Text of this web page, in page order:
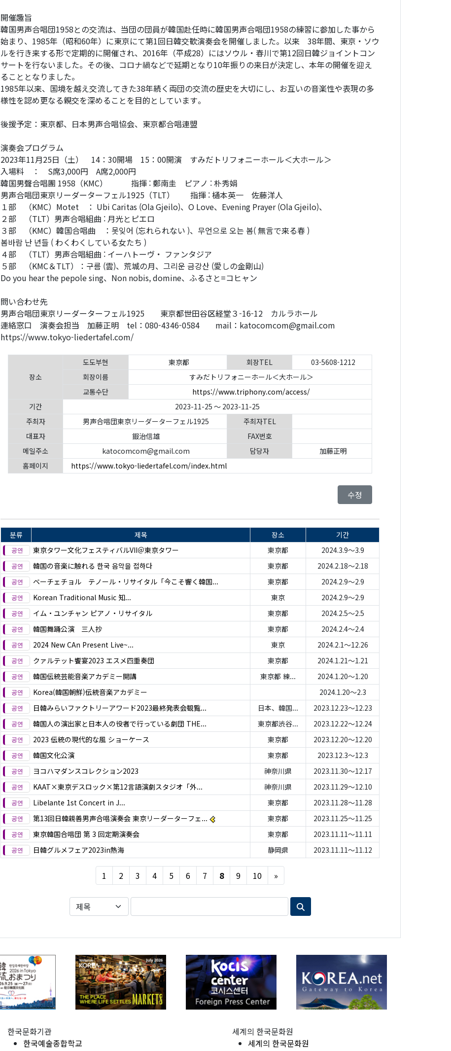
開催趣旨
韓国男声合唱団1958との交流は、当団の団員が韓国赴任時に韓国男声合唱団1958の練習に参加した事から
始まり、1985年（昭和60年）に東京にて第1回日韓交歓演奏会を開催しました。以来 38年間、東京・ソウ
ルを行き来する形で定期的に開催され、2016年（平成28）にはソウル・春川で第12回日韓ジョイントコン
サートを行ないました。その後、コロナ禍などで延期となり10年振りの来日が決定し、本年の開催を迎え
ることとなりました。
1985年以来、国境を越え交流してきた38年続く両団の交流の歴史を大切にし、お互いの音楽性や表現の多
様性を認め更なる親交を深めることを目的としています。
後援予定：東京都、日本男声合唱協会、東京都合唱連盟
演奏会プログラム
2023年11月25日（土） 14：30開場 15：00開演 すみだトリフォニーホール＜大ホール＞
入場料 ： S席3,000円 A席2,000円
韓国男聲合唱團 1958（KMC） 指揮 : 鄭南圭 ピアノ : 朴秀娟
男声合唱団東京リーダーターフェル1925（TLT） 指揮 : 樋本英一 佐藤洋人
１部 （KMC）Motet ： Ubi Caritas (Ola Gjeilo)、O Love、Evening Prayer (Ola Gjeilo)、
２部 （TLT）男声合唱組曲 : 月光とピエロ
３部 （KMC）韓国合唱曲 ：못잊어 (忘れられない )、무언으로 오는 봄( 無言で来る春 )
봄바람 난 년들 ( わくわくしている女たち )
４部 （TLT）男声合唱組曲 : イーハトーヴ・ ファンタジア
５部 （KMC＆TLT）：구름 (雲)、荒城の月、그리운 금강산 (愛しの金剛山)
Do you hear the pepole sing、Non nobis, domine、ふるさと=コヒャン
問い合わせ先
男声合唱団東京リーダーターフェル1925 東京都世田谷区経堂３-16-12 カルラホール
連絡窓口 演奏会担当 加藤正明 tel：080-4346-0584 mail：katocomcom@gmail.com
https://www.tokyo-liedertafel.com/
장소
도도부현 東京都 회장TEL
03-5608-1212
회장이름
すみだトリフォニーホール＜大ホール＞
교통수단
https://www.triphony.com/access/
기간
2023-11-25 ～ 2023-11-25
주최자
男声合唱団東京リーダーターフェル1925
주최자TEL
대표자
鍜治信雄
FAX번호
메일주소
katocomcom@gmail.com 담당자
加藤正明
홈페이지
https://www.tokyo-liedertafel.com/index.html
수정
분류 제목 장소
기간
東京タワー文化フェスティバルVII＠東京タワー
東京都
2024.3.9～3.9
韓国の音楽に触れる 한국 음악을 접하다
東京都
2024.2.18～2.18
ベーチェチョル テノール・リサイタル「今こそ響く韓国...
東京都
2024.2.9～2.9
Korean Traditional Music 知...
東京
2024.2.9～2.9
イム・ユンチャン ピアノ・リサイタル
東京都
2024.2.5～2.5
韓国舞踊公演 三人抄
東京都
2024.2.4～2.4
2024 New CAn Present Live~...
東京
2024.2.1～12.26
クァルテット饗宴2023 エスメ四重奏団
東京都
2024.1.21～1.21
韓国伝統芸能音楽アカデミー開講
東京都 練...
2024.1.20～1.20
Korea(韓国朝鮮)伝統音楽アカデミー
2024.1.20～2.3
日韓みらいファクトリーアワード2023最終発表会観覧...
日本、韓国...
2023.12.23～12.23
韓国人の演出家と日本人の役者で行っている劇団 THE...
東京都渋谷...
2023.12.22～12.24
2023 伝統の現代的な風 ショーケース
東京都
2023.12.20～12.20
韓国文化公演
東京都
2023.12.3～12.3
ヨコハマダンスコレクション2023
神奈川県
2023.11.30～12.17
KAAT×東京デスロック×第12言語演劇スタジオ「外...
神奈川県
2023.11.29～12.10
Libelante 1st Concert in J...
東京都
2023.11.28～11.28
第13回日韓親善男声合唱演奏会 東京リーダーターフェ...
東京都
2023.11.25～11.25
東京韓国合唱団 第 3 回定期演奏会
東京都
2023.11.11～11.11
日韓グルメフェア2023in熱海
静岡県 2023.11.11～11.12
1 2 3 4 5 6 7 8 9 10 »
한국문화기관
한국예술종합학교
세계의 한국문화원
세계의 한국문화원